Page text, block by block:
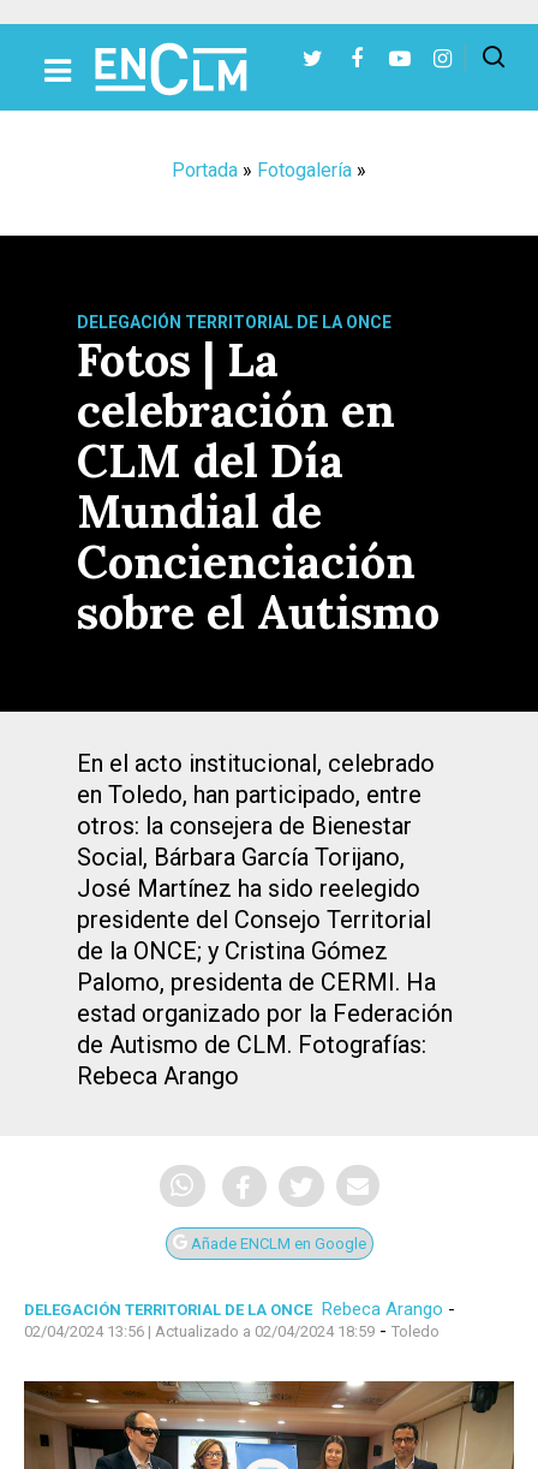
Portada » Fotogalería »
DELEGACIÓN TERRITORIAL DE LA ONCE
Fotos | La
celebración en
CLM del Día
Mundial de
Concienciación
sobre el Autismo
En el acto institucional, celebrado
en Toledo, han participado, entre
otros: la consejera de Bienestar
Social, Bárbara García Torijano,
José Martínez ha sido reelegido
presidente del Consejo Territorial
de la ONCE; y Cristina Gómez
Palomo, presidenta de CERMI. Ha
estad organizado por la Federación
de Autismo de CLM. Fotografías:
Rebeca Arango
Añade ENCLM en Google
DELEGACIÓN TERRITORIAL DE LA ONCE Rebeca Arango -
02/04/2024 13:56 | Actualizado a 02/04/2024 18:59 - Toledo